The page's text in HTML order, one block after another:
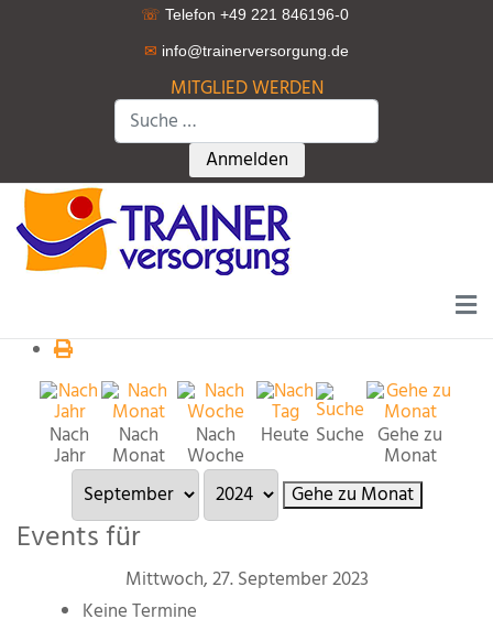
☏ Telefon +49 221 846196-0
✉ info@trainerversorgung.de
MITGLIED WERDEN
Suchen
Type 2 or more characters for
Anmelden
Nach
Jahr
Nach
Monat
Nach
Woche
Heute Suche Gehe zu
Monat
Gehe zu Monat
Events für
Mittwoch, 27. September 2023
Keine Termine